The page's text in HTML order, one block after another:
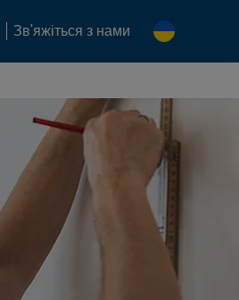
Зв'яжіться з нами